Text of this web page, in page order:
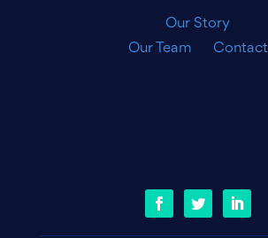
Our Story
Our Team
Contact